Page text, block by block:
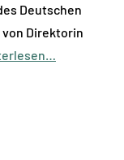
Deutschen
Direktorin